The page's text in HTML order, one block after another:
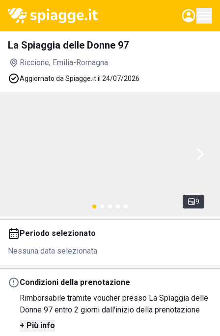
La Spiaggia delle Donne 97
Riccione, Emilia-Romagna
Aggiornato da Spiagge.it il 24/07/2026
9
Periodo selezionato
Nessuna data selezionata
Condizioni della prenotazione
Rimborsabile tramite voucher presso La Spiaggia delle
Donne 97 entro 2 giorni dall'inizio della prenotazione
+ Più info